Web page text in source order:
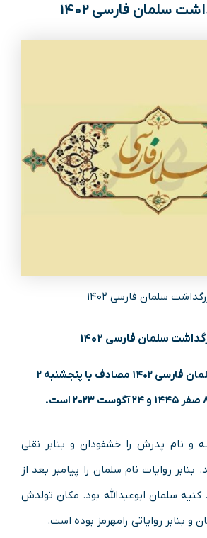
سلمان فارسی ۱۴۰۲
سلمان فارسی ۱۴۰۲
سلمان فارسی ۱۴۰۲
روز بزرگداشت سلمان فارسی ۱۴۰۲ مصادف با پنجشنبه ۲
و نام پدرش را خشفودان و بنابر نقلی
بنابر روایات نام سلمان را پیامبر بعد از
کنیه سلمان ابوعبدالله بود. مکان تولدش
و بنابر روایاتی رامهرمز بوده است.